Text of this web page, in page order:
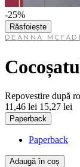
-25%
Răsfoiește
DEANNA
Repovestire după
11,46 lei 15,27 lei
Paperback
Paperback
Adaugă în coș